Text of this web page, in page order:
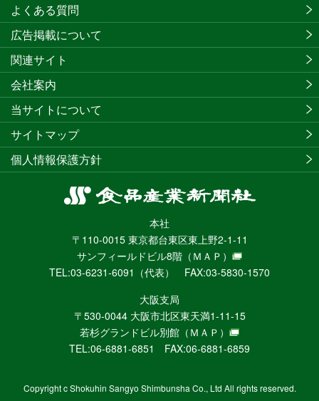
食
産
業
新
聞
社
ニ
ュ
ー
WEB
本社
〒110-0015 東京都台東区東上野2-1-11
サンフィールドビル8階 （ＭＡＰ）
TEL:03-6231-6091（代表） FAX:03-5830-1570
大阪支局
〒530-0044 大阪市北区東天満1-11-15
若杉グランドビル別館 （ＭＡＰ）
TEL:06-6881-6851 FAX:06-6881-6859
よくある質問
広告掲載について
関連サイト
会社案内
当サイトについて
サイトマップ
個人情報保護方針
Copyright c Shokuhin Sangyo Shimbunsha Co., Ltd All rights reserved.